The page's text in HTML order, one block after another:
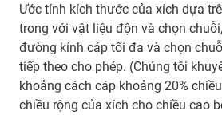
Ước tính kích thước của xích dựa
trong với vật liệu độn và chọn
đường kính cáp tối đa và chọn
tiếp theo cho phép. (Chúng tôi
khoảng cách cáp khoảng 20%
chiều rộng của xích cho chiều cao